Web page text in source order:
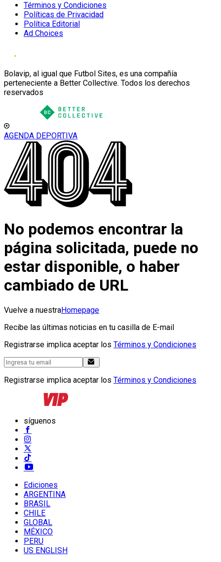
Términos y Condiciones
Políticas de Privacidad
Política Editorial
Ad Choices
Bolavip, al igual que Futbol Sites, es una compañía
perteneciente a Better Collective. Todos los derechos
reservados
AGENDA DEPORTIVA
No podemos encontrar la
página solicitada, puede no
estar disponible, o haber
cambiado de URL
Vuelve a nuestraHomepage
Recibe las últimas noticias en tu casilla de E-mail
Registrarse implica aceptar los Términos y Condiciones
Registrarse implica aceptar los Términos y Condiciones
síguenos
Ediciones
ARGENTINA
BRASIL
CHILE
GLOBAL
MÉXICO
PERU
US ENGLISH